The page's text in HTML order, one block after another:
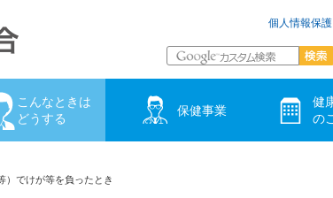
個人情報保
こんなときは
どうする
保健事業
健
の
）でけが等を負ったとき